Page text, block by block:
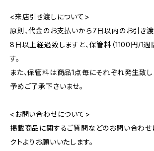
<来店引き渡しについて>
原則、代金のお支払いから7日以内のお引き渡
8日以上経過致しますと、保管料（1100円/1週
す。
また、保管料は商品1点毎にそれぞれ発生致し
予めご了承下さいませ。
<お問い合わせについて>
掲載商品に関するご質問などのお問い合わせ
クトよりお願いいたします。